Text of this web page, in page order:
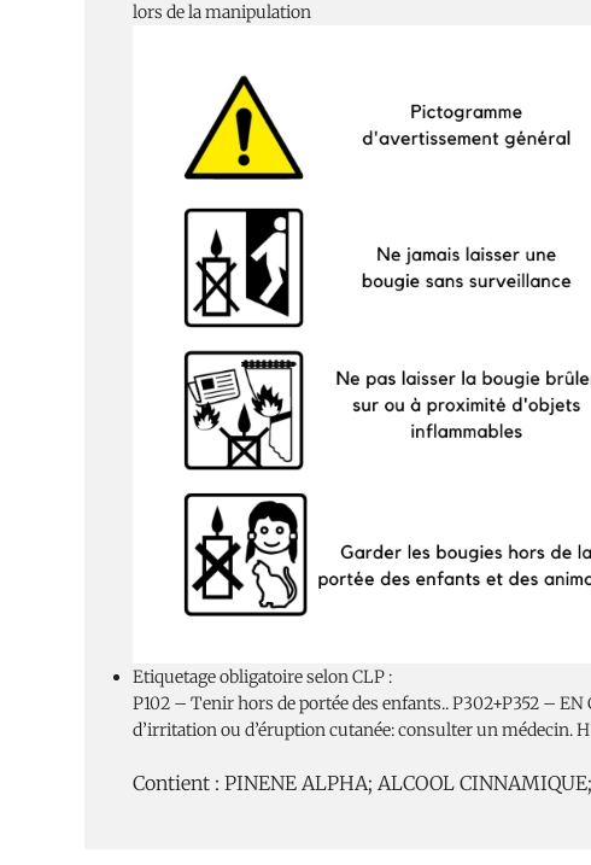
lors de la manipulation
Etiquetage obligatoire selon CLP :
P102 – Tenir hors de portée des enfants.. P302+P352 – EN
d’irritation ou d’éruption cutanée: consulter un médecin.
Contient : PINENE ALPHA; ALCOOL